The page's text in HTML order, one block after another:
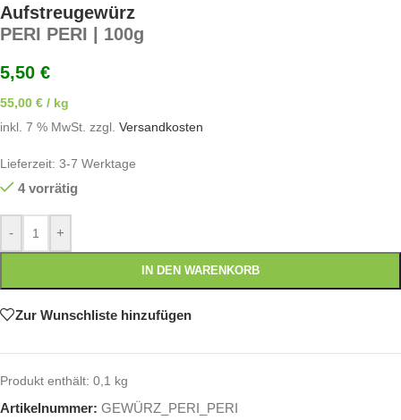
Aufstreugewürz
PERI PERI | 100g
5,50 €
55,00 € / kg
inkl. 7 % MwSt. zzgl. Versandkosten
Lieferzeit: 3-7 Werktage
4 vorrätig
- +
IN DEN WARENKORB
Zur Wunschliste hinzufügen
Produkt enthält: 0,1 kg
Artikelnummer: GEWÜRZ_PERI_PERI